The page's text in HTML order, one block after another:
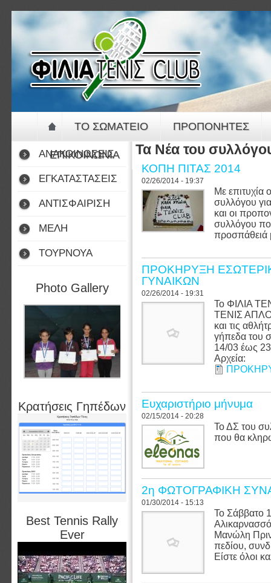
Τα Νέα του
ΚΟΠΗ ΠΙΤΑΣ 2014
02/26/2014 - 19:37
Με
συλλόγου
και οι
συλλόγου
προσπάθειά
ΠΡΟΚΗΡΥΞΗ
ΓΥΝΑΙΚΩΝ
02/26/2014 - 19:31
Το ΦΙΛΙΑ
ΤΕΝΙΣ
και τις
γήπεδα του
14/03 έως
Αρχεία:
Ευχαριστήριο μήνυμα
02/15/2014 - 20:28
Το ΔΣ του
που θα
2η ΦΩΤΟΓΡΑΦΙΚΗ
01/30/2014 - 15:13
Το Σάββατο
Μανώλη
πεδίου,
Είστε όλοι
ΤΟ ΣΩΜΑΤΕΙΟ ΠΡΟΠΟΝΗΤΕΣ
ΕΠΙΚΟΙΝΩΝΙΑ
ΑΝΑΚΟΙΝΩΣΕΙΣ
ΕΓΚΑΤΑΣΤΑΣΕΙΣ
ΑΝΤΙΣΦΑΙΡΙΣΗ
ΜΕΛΗ
ΤΟΥΡΝΟΥΑ
Photo Gallery
Κρατήσεις Γηπέδων
Best Tennis Rally
Ever